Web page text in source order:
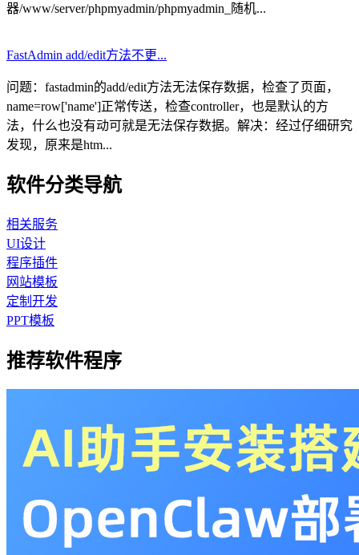
器/www/server/phpmyadmin/phpmyadmin_随机...
FastAdmin add/edit方法不更...
问题：fastadmin的add/edit方法无法保存数据，检查了页面，
name=row['name']正常传送，检查controller，也是默认的方
法，什么也没有动可就是无法保存数据。解决：经过仔细研究
发现，原来是htm...
软件分类导航
相关服务
UI设计
程序插件
网站模板
定制开发
PPT模板
推荐软件程序